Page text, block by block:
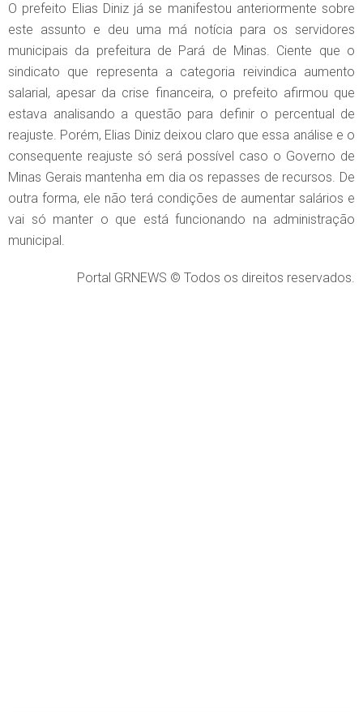
O prefeito Elias Diniz já se manifestou anteriormente sobre
este assunto e deu uma má notícia para os servidores
municipais da prefeitura de Pará de Minas. Ciente que o
sindicato que representa a categoria reivindica aumento
salarial, apesar da crise financeira, o prefeito afirmou que
estava analisando a questão para definir o percentual de
reajuste. Porém, Elias Diniz deixou claro que essa análise e o
consequente reajuste só será possível caso o Governo de
Minas Gerais mantenha em dia os repasses de recursos. De
outra forma, ele não terá condições de aumentar salários e
vai só manter o que está funcionando na administração
municipal.
Portal GRNEWS © Todos os direitos reservados.